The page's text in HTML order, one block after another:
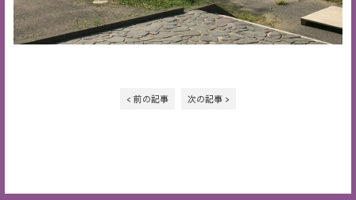
< 前の記事 次の記事 >